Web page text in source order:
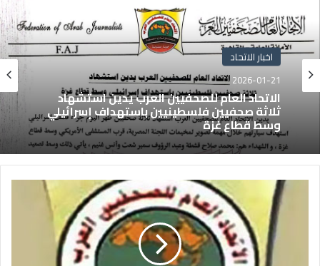
اخبار الاتحاد
2026-01-21
الاتحاد العام للصحفيين العرب يدين استشهاد
ثلاثة صحفيين فلسطينيين باستهداف إسرائيلي
وسط قطاع غزة